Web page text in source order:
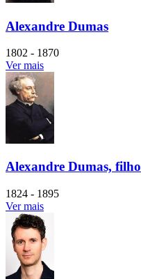
Alexandre Dumas
1802 - 1870
Ver mais
Alexandre Dumas, filho
1824 - 1895
Ver mais